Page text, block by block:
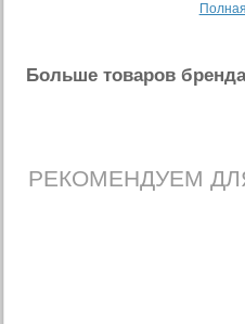
Больше товаров
РЕКОМЕНДУЕМ